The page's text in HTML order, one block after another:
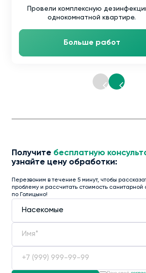
Провели комплексную
однокомнатной квартире.
Больше работ
Получите бесплатную
узнайте цену обработки:
Перезвоним в течение 5 минут, чтобы
проблему и рассчитать стоимость санитарной
по Голицыно!